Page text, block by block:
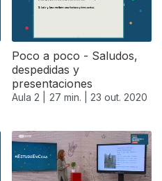
Poco a poco - Saludos,
despedidas y
presentaciones
Aula 2 | 27 min. | 23 out. 2020